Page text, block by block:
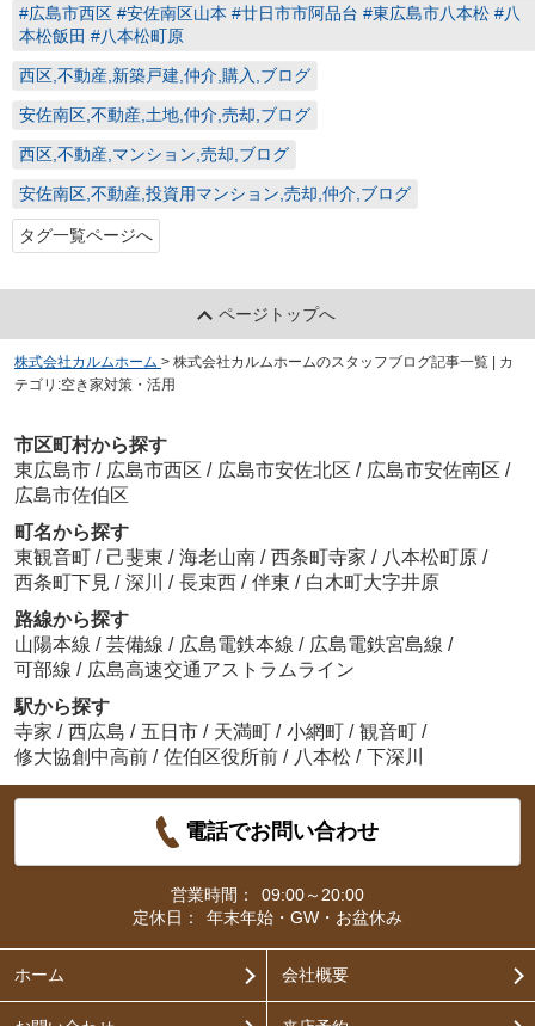
#広島市西区 #安佐南区山本 #廿日市市阿品台 #東広島市八本松 #八
本松飯田 #八本松町原
西区,不動産,新築戸建,仲介,購入,ブログ
安佐南区,不動産,土地,仲介,売却,ブログ
西区,不動産,マンション,売却,ブログ
安佐南区,不動産,投資用マンション,売却,仲介,ブログ
タグ一覧ページへ
ページトップへ
株式会社カルムホーム > 株式会社カルムホームのスタッフブログ記事一覧 | カ
テゴリ:空き家対策・活用
市区町村から探す
東広島市 / 広島市西区 / 広島市安佐北区 / 広島市安佐南区 /
広島市佐伯区
町名から探す
東観音町 / 己斐東 / 海老山南 / 西条町寺家 / 八本松町原 /
西条町下見 / 深川 / 長束西 / 伴東 / 白木町大字井原
路線から探す
山陽本線 / 芸備線 / 広島電鉄本線 / 広島電鉄宮島線 /
可部線 / 広島高速交通アストラムライン
駅から探す
寺家 / 西広島 / 五日市 / 天満町 / 小網町 / 観音町 /
修大協創中高前 / 佐伯区役所前 / 八本松 / 下深川
電話でお問い合わせ
営業時間：
09:00～20:00
定休日：
年末年始・GW・お盆休み
ホーム 会社概要